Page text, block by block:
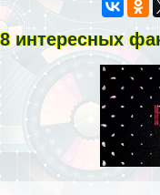
8 интересных